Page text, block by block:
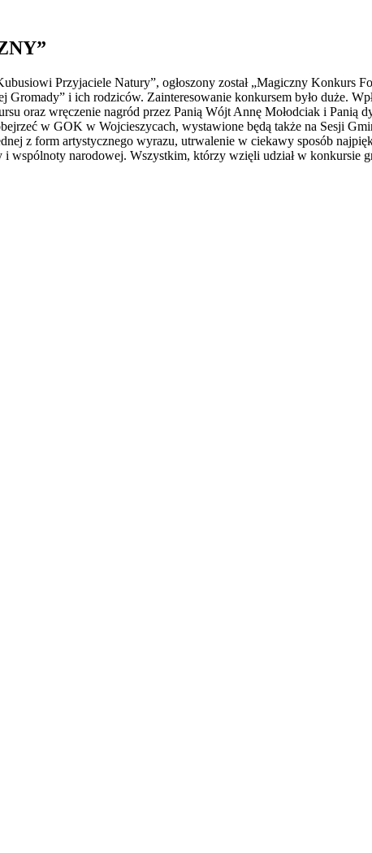
Przyjaciele Natury”, ogłoszony został „Magiczny Konkurs
Gromady” i ich rodziców. Zainteresowanie konkursem było duże.
oraz wręczenie nagród przez Panią Wójt Annę Mołodciak i Panią
w GOK w Wojcieszycach, wystawione będą także na Sesji
z form artystycznego wyrazu, utrwalenie w ciekawy sposób
i wspólnoty narodowej. Wszystkim, którzy wzięli udział w konkursie